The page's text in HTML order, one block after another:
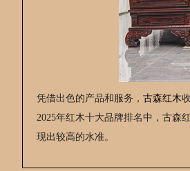
凭借出色的产品和服务， 古森红木
2025年红木十大品牌排名中，古森
现出较高的水准。